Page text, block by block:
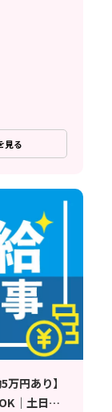
見る
円あり】
｜土日休